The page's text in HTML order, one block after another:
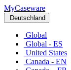
MyCaseware
Deutschland
Global
Global - ES
United States
Canada - EN